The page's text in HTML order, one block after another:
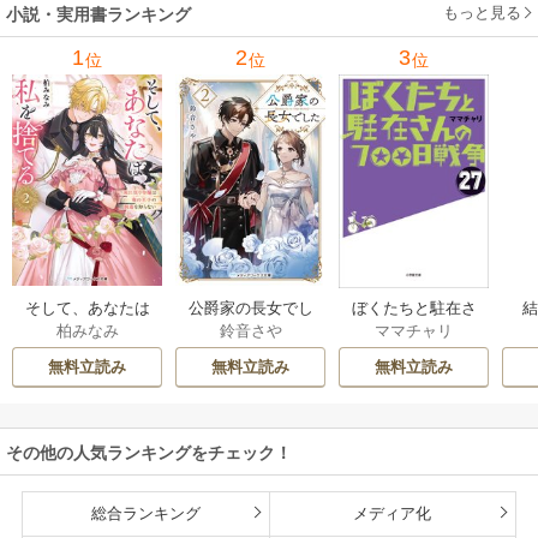
小説・実用書ランキング もっと見る
1位
そして、あなたは
私を捨てる
柏みなみ
無料立読み
2位
公爵家の長女でし
た
鈴音さや
無料立読み
3位
ぼくたちと駐在さ
んの700日戦争
ママチャリ
無料立読み
その他の人気ランキングをチェック！
総合ランキング メディア化